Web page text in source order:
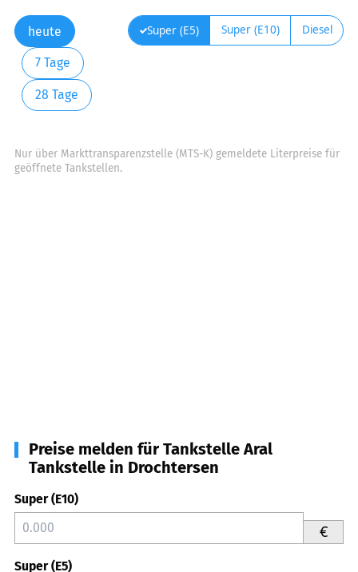
heute
7 Tage
28 Tage
Super (E5) Super (E10) Diesel
Nur über Markttransparenzstelle (MTS-K) gemeldete Literpreise für
geöffnete Tankstellen.
Preise melden für Tankstelle Aral
Tankstelle in Drochtersen
Super (E10)
€
Super (E5)